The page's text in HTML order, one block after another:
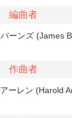
編曲者
ーンズ (James
作曲者
ーレン (Harold